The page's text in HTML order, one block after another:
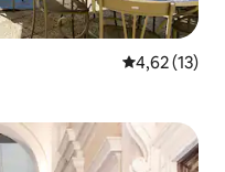
Средна
4,62 (13)